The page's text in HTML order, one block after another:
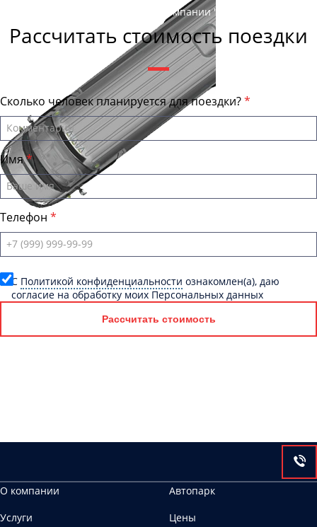
, директор компании "ЕвпаторияБас"
Рассчитать стоимость поездки
Сколько человек планируется для поездки?
Имя
Телефон
C Политикой конфиденциальности ознакомлен(а), даю
согласие на обработку моих Персональных данных
Рассчитать стоимость
О компании
Автопарк
Услуги
Цены